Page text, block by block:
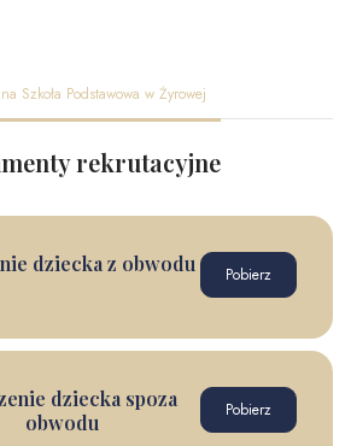
Szkoła Podstawowa w Żyrowej
rekrutacyjne
dziecka z obwodu Pobierz
dziecka spoza
obwodu
Pobierz